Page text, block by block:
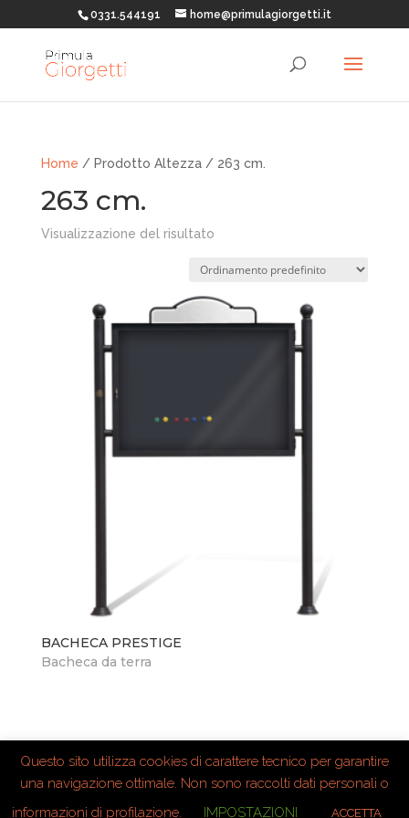
0331.544191 home@primulagiorgetti.it
Home / Prodotto Altezza / 263 cm.
263 cm.
Visualizzazione del risultato
BACHECA PRESTIGE
Bacheca da terra
Questo sito utilizza cookies di carattere tecnico per garantire
una navigazione ottimale. Non sono raccolti dati personali o
informazioni di profilazione.
IMPOSTAZIONI ACCETTA